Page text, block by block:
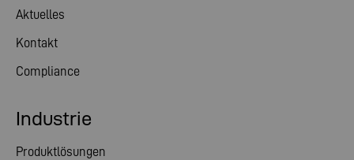
Aktuelles
Kontakt
Compliance
Industrie
Produktlösungen